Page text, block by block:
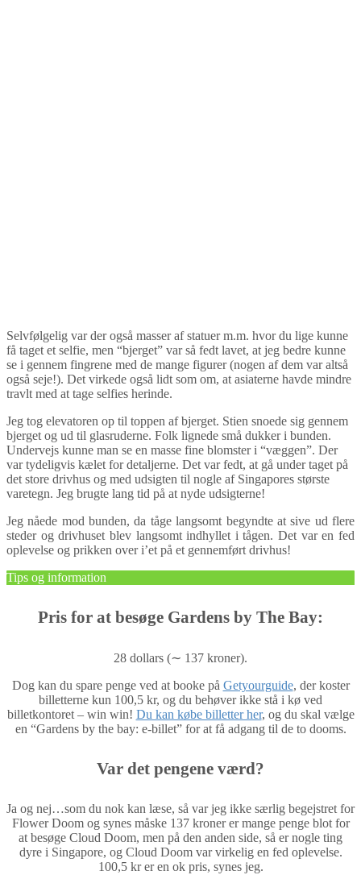
Selvfølgelig var der også masser af statuer m.m. hvor du lige kunne
få taget et selfie, men “bjerget” var så fedt lavet, at jeg bedre kunne
se i gennem fingrene med de mange figurer (nogen af dem var altså
også seje!). Det virkede også lidt som om, at asiaterne havde mindre
travlt med at tage selfies herinde.
Jeg tog elevatoren op til toppen af bjerget. Stien snoede sig gennem
bjerget og ud til glasruderne. Folk lignede små dukker i bunden.
Undervejs kunne man se en masse fine blomster i “væggen”. Der
var tydeligvis kælet for detaljerne. Det var fedt, at gå under taget på
det store drivhus og med udsigten til nogle af Singapores største
varetegn. Jeg brugte lang tid på at nyde udsigterne!
Jeg nåede mod bunden, da tåge langsomt begyndte at sive ud flere
steder og drivhuset blev langsomt indhyllet i tågen. Det var en fed
oplevelse og prikken over i’et på et gennemført drivhus!
Tips og information
Pris for at besøge Gardens by The Bay:
28 dollars (∼ 137 kroner).
Dog kan du spare penge ved at booke på Getyourguide, der koster
billetterne kun 100,5 kr, og du behøver ikke stå i kø ved
billetkontoret – win win! Du kan købe billetter her, og du skal vælge
en “Gardens by the bay: e-billet” for at få adgang til de to dooms.
Var det pengene værd?
Ja og nej…som du nok kan læse, så var jeg ikke særlig begejstret for
Flower Doom og synes måske 137 kroner er mange penge blot for
at besøge Cloud Doom, men på den anden side, så er nogle ting
dyre i Singapore, og Cloud Doom var virkelig en fed oplevelse.
100,5 kr er en ok pris, synes jeg.